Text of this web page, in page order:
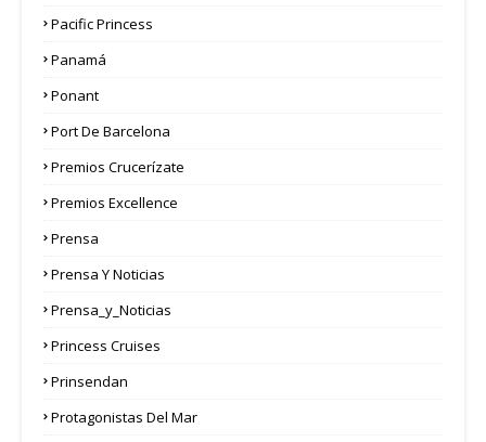
Pacific Princess
Panamá
Ponant
Port De Barcelona
Premios Crucerízate
Premios Excellence
Prensa
Prensa Y Noticias
Prensa_y_Noticias
Princess Cruises
Prinsendan
Protagonistas Del Mar